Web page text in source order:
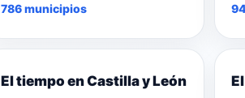
30°
27°
786 municipios
El tiempo en Castilla y León